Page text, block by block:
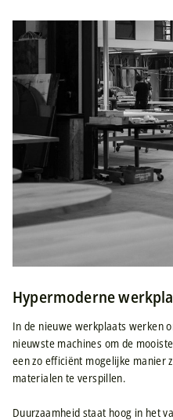
Hypermoderne
In de nieuwe werkplaats werken
nieuwste machines om de
een zo efficiënt mogelijke manier
materialen te verspillen.
Duurzaamheid staat hoog in het